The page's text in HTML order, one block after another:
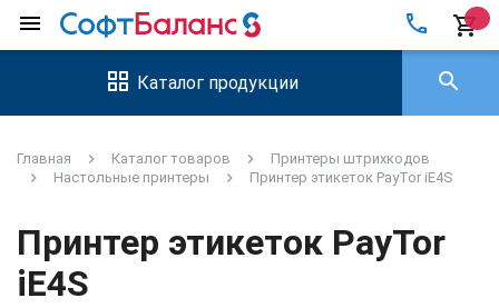
menu local_phone shopping_cart
Каталог продукции search
Главная Каталог товаров
Принтеры штрихкодов
Настольные принтеры
Принтер этикеток PayTor iE4S
Принтер этикеток PayTor
iE4S